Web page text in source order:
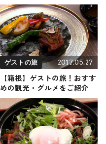
ゲストの旅 2017.05.27
【箱根】ゲストの旅！おすす
めの観光・グルメをご紹介